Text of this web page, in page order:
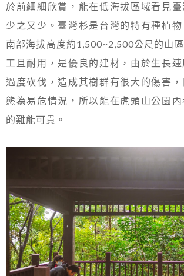
於前細細欣賞，能在低海拔區域看見
少之又少。臺灣杉是台灣的特有種植
南部海拔高度約1,500~2,500公尺的山
工且耐用，是優良的建材，由於生長
過度砍伐，造成其樹群有很大的傷害
態為易危情況，所以能在虎頭山公園
的難能可貴。